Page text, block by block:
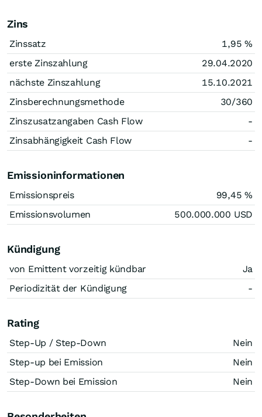
Zins
Zinssatz 1,95 %
erste Zinszahlung
29.04.2020
nächste Zinszahlung
15.10.2021
Zinsberechnungsmethode
30/360
Zinszusatzangaben Cash Flow
-
Zinsabhängigkeit Cash Flow
-
Emissioninformationen
Emissionspreis 99,45 %
Emissionsvolumen
500.000.000 USD
Kündigung
von Emittent vorzeitig kündbar
Ja
Periodizität der Kündigung
-
Rating
Step-Up / Step-Down
Nein
Step-up bei Emission
Nein
Step-Down bei Emission
Nein